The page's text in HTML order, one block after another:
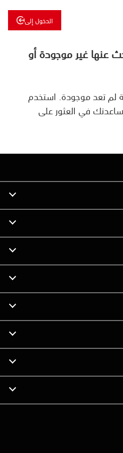
الدخول إلى
عنها غير موجودة أو
تعد موجودة. استخدم
في العثور على